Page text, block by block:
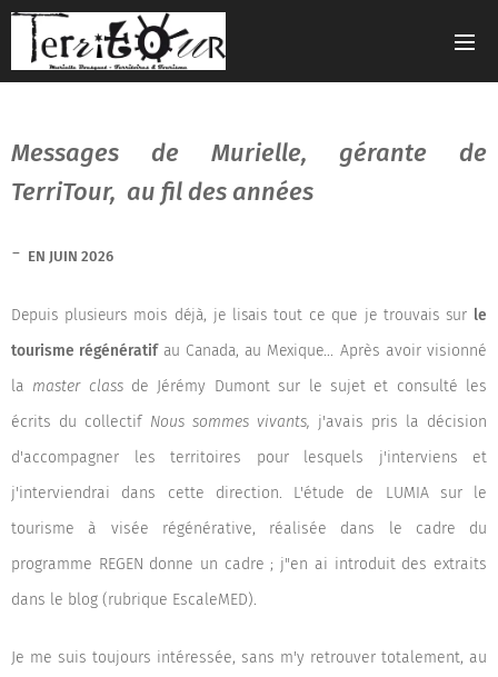
Messages de Murielle, gérante de
TerriTour, au fil des années
- EN JUIN 2026
Depuis plusieurs mois déjà, je lisais tout ce que je trouvais sur le
tourisme régénératif au Canada, au Mexique... Après avoir visionné
la master classde Jérémy Dumont sur le sujet et consulté les
écrits du collectif Nous sommes vivants, j'avais pris la décision
d'accompagner les territoires pour lesquels j'interviens et
j'interviendrai dans cette direction. L'étude de LUMIA sur le
tourisme à visée régénérative, réalisée dans le cadre du
programme REGEN donne un cadre ; j"en ai introduit des extraits
dans le blog (rubrique EscaleMED).
Je me suis toujours intéressée, sans m'y retrouver totalement, au